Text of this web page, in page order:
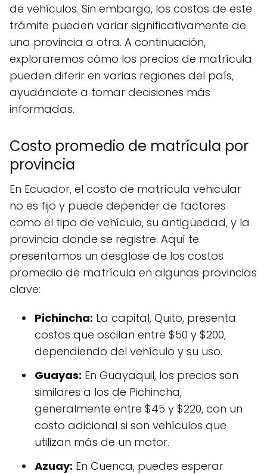
de vehículos. Sin embargo, los costos de este
trámite pueden variar significativamente de
una provincia a otra. A continuación,
exploraremos cómo los precios de matrícula
pueden diferir en varias regiones del país,
ayudándote a tomar decisiones más
informadas.
Costo promedio de matrícula por
provincia
En Ecuador, el costo de matrícula vehicular
no es fijo y puede depender de factores
como el tipo de vehículo, su antigüedad, y la
provincia donde se registre. Aquí te
presentamos un desglose de los costos
promedio de matrícula en algunas provincias
clave:
Pichincha: La capital, Quito, presenta
costos que oscilan entre $50 y $200,
dependiendo del vehículo y su uso.
Guayas: En Guayaquil, los precios son
similares a los de Pichincha,
generalmente entre $45 y $220, con un
costo adicional si son vehículos que
utilizan más de un motor.
Azuay: En Cuenca, puedes esperar